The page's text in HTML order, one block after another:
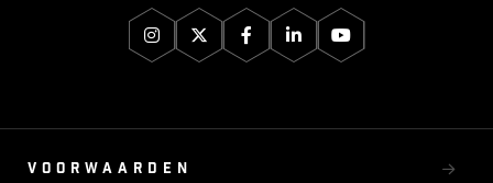
Voorwaarden